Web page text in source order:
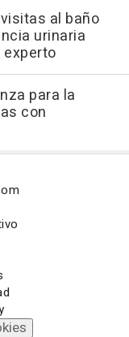
al baño
urinaria
experto
para la
con